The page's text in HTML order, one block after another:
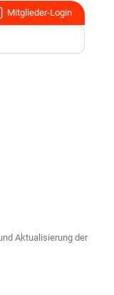
Mitglieder-Login
Aktualisierung der